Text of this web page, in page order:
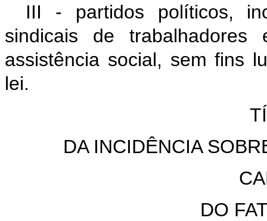
III - partidos políticos,
sindicais de
assistência social, sem fins
lei.
DA INCIDÊNCIA
DO